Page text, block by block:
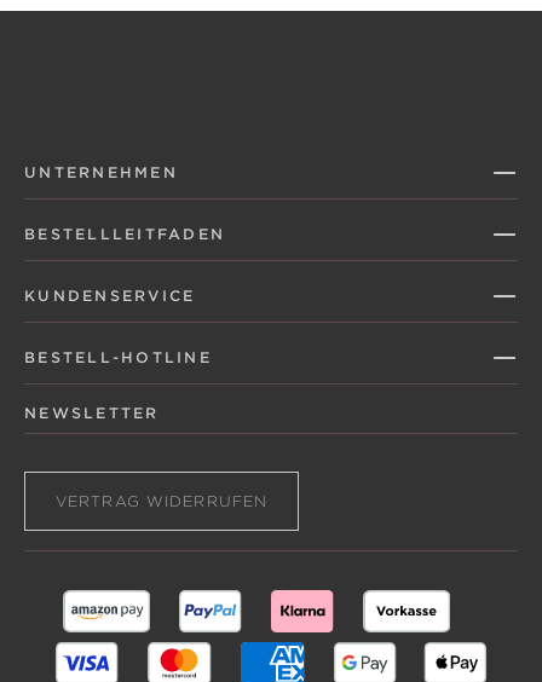
UNTERNEHMEN
BESTELLLEITFADEN
KUNDENSERVICE
BESTELL-HOTLINE
NEWSLETTER
VERTRAG WIDERRUFEN